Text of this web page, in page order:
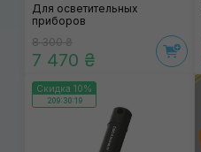
Для осветительных
приборов
8 300 ₴
7 470 ₴
Скидка 10%
209:30:19